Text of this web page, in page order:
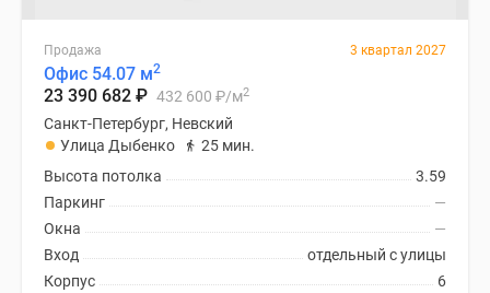
Продажа 3 квартал 2027
Офис 54.07 м2
23 390 682 ₽ 432 600 ₽/м2
Санкт-Петербург, Невский
Улица Дыбенко
25 мин.
3.59
Высота потолка
—
Паркинг
—
Окна
отдельный с улицы
Вход
6
Корпус